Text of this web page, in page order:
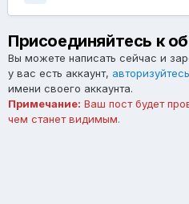
Присоединяйтесь к
Вы можете написать сейчас и
у вас есть аккаунт, авторизуйтесь
имени своего аккаунта.
Примечание: Ваш пост будет
чем станет видимым.